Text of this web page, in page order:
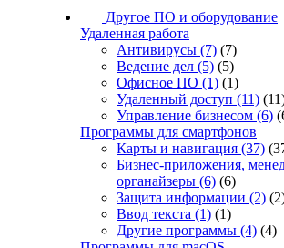
Другое ПО и оборудование
Удаленная работа
Антивирусы (7) (7)
Ведение дел (5) (5)
Офисное ПО (1) (1)
Удаленный доступ (11)
Управление бизнесом (6)
Программы для смартфонов
Карты и навигация (37)
Бизнес-приложения,
органайзеры (6) (6)
Защита информации (2)
Ввод текста (1) (1)
Другие программы (4) (4)